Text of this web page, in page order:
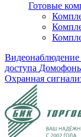
Готовые
Видеонаблюдение
доступа
Охранная